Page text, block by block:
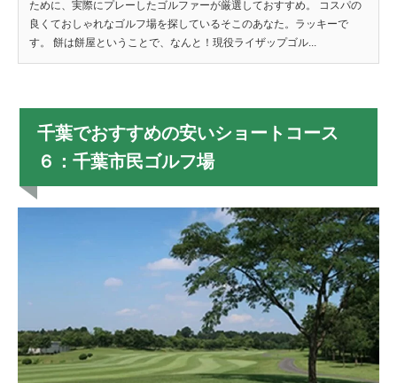
ために、実際にプレーしたゴルファーが厳選しておすすめ。 コスパの
良くておしゃれなゴルフ場を探しているそこのあなた。ラッキーで
す。 餅は餅屋ということで、なんと！現役ライザップゴル...
千葉でおすすめの安いショートコース
６：千葉市民ゴルフ場